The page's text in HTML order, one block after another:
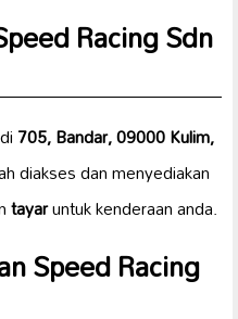
Racing Sdn
705, Bandar, 09000 Kulim,
diakses dan menyediakan
tayaruntuk kenderaan anda.
Speed Racing